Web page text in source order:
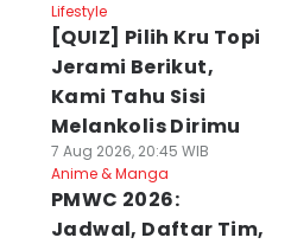
Lifestyle
[QUIZ] Pilih Kru Topi
Jerami Berikut,
Kami Tahu Sisi
Melankolis Dirimu
7 Aug 2026, 20:45 WIB
Anime & Manga
PMWC 2026:
Jadwal, Daftar Tim,